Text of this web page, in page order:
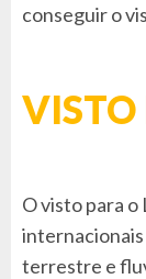
conseguir o
VISTO
O visto para
terrestre e